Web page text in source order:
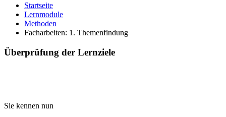
Startseite
Lernmodule
Methoden
Facharbeiten: 1. Themenfindung
Überprüfung der Lernziele
Sie kennen nun